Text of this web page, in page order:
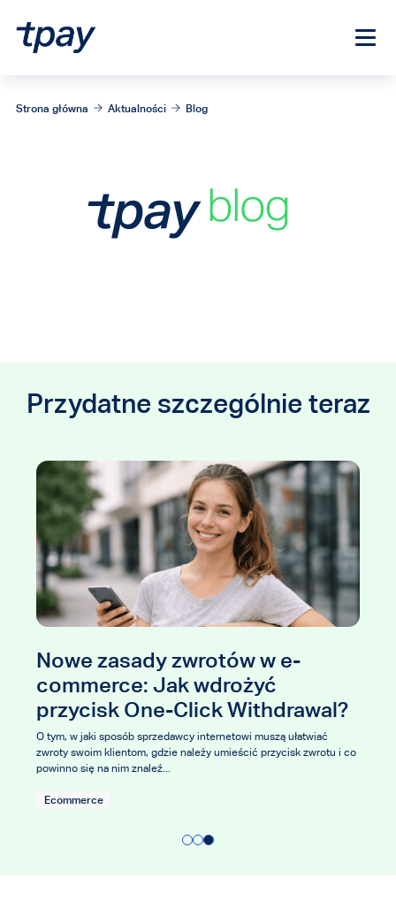
Strona główna Aktualności Blog
Przydatne szczególnie teraz
aplikacja:
BLIKIEM w trybie
e-konsumenta.
raportu „Jak
online”
nieustannie ewoluuje, a wraz z nim
Najnowsza, 5. edycja raportu
Nowe zasady zwrotów w
commerce: Jak wdrożyć
przycisk One-Click
O tym, w jaki sposób sprzedawcy internetowi muszą
zwroty swoim klientom, gdzie należy umieścić
powinno się na nim znaleź...